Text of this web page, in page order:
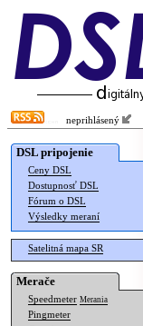
neprihlásený
DSL pripojenie
Ceny DSL
Dostupnosť DSL
Fórum o DSL
Výsledky meraní
Satelitná mapa SR
Merače
Speedmeter Merania
Pingmeter